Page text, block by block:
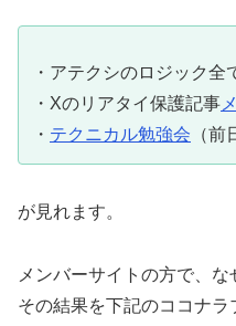
・アテクシのロジック
・Xのリアタイ保護記事
・ テクニカル勉強会 （
が見れます。
メンバーサイトの方で、な
その結果を下記のココナラ